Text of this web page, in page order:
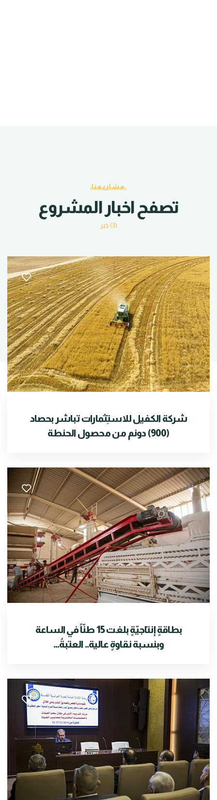
مشاريعنا
تصفح اخبار المشروع
(3) خبر
شركة الكفيل للاستِثمارات تباشر بحصاد
(900) دونم من محصول الحنطة
بطاقةٍ إنتاجيّةٍ بلغت 15 طنّاً في الساعة
وبنسبة نقاوةٍ عالية.. العتبةُ...